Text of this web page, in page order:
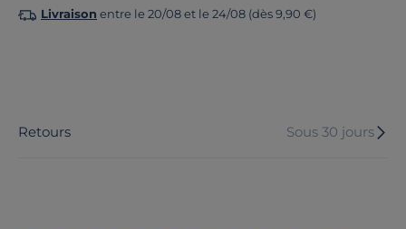
Livraison entre le 20/08 et le 24/08 (dès 9,90 €)
Retours Sous 30 jours